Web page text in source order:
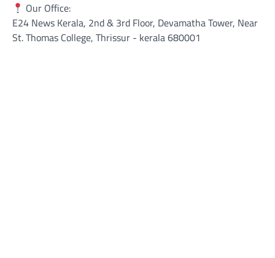
Our Office:
E24 News Kerala, 2nd & 3rd Floor, Devamatha Tower, Near
St. Thomas College, Thrissur​ - kerala 680001